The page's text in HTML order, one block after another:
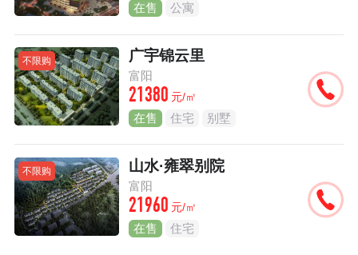
在售 公寓
不限购 广宇锦云里
富阳
21380 元/㎡
在售 住宅 别墅
不限购 山水·雍翠别院
富阳
21960 元/㎡
在售 住宅